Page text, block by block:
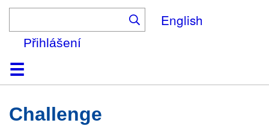
English
Přihlášení
DomůKolekce
Prohlížení
Vyhledávání
O platformě
Nápověda
KontaktDigitalia
Challenge